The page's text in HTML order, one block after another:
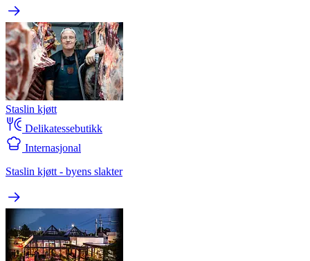
Staslin kjøtt
Delikatessebutikk
Internasjonal
Staslin kjøtt - byens slakter